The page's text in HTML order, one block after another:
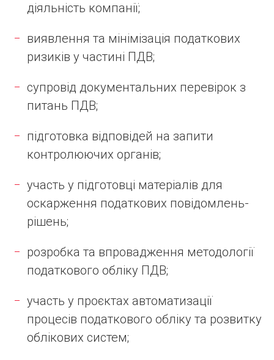
діяльність компанії;
виявлення та мінімізація податкових
ризиків у частині ПДВ;
супровід документальних перевірок з
питань ПДВ;
підготовка відповідей на запити
контролюючих органів;
участь у підготовці матеріалів для
оскарження податкових повідомлень-
рішень;
розробка та впровадження методології
податкового обліку ПДВ;
участь у проєктах автоматизації
процесів податкового обліку та розвитку
облікових систем;